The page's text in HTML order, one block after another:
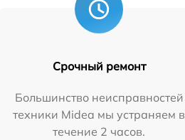
Срочный ремонт
Большинство неисправностей
техники Midea мы устраняем в
течение 2 часов.